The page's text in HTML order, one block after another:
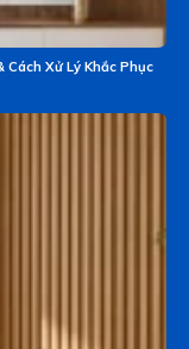
Xử Lý Khắc Phục